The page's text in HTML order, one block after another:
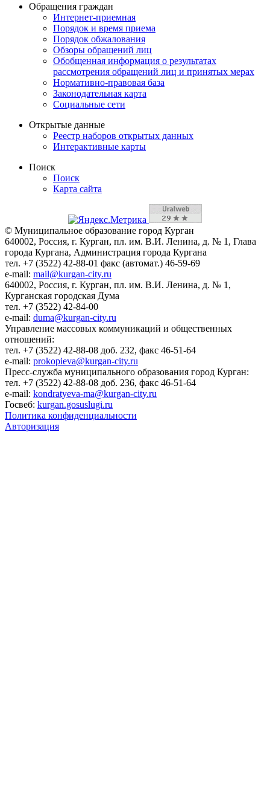
Обращения граждан
Интернет-приемная
Порядок и время приема
Порядок обжалования
Обзоры обращений лиц
Обобщенная информация о результатах
рассмотрения обращений лиц и принятых мерах
Нормативно-правовая база
Законодательная карта
Социальные сети
Открытые данные
Реестр наборов открытых данных
Интерактивные карты
Поиск
Поиск
Карта сайта
© Муниципальное образование город Курган
640002, Россия, г. Курган, пл. им. В.И. Ленина, д. № 1, Глава
города Кургана, Администрация города Кургана
тел. +7 (3522) 42-88-01 факс (автомат.) 46-59-69
e-mail: mail@kurgan-city.ru
640002, Россия, г. Курган, пл. им. В.И. Ленина, д. № 1,
Курганская городская Дума
тел. +7 (3522) 42-84-00
e-mail: duma@kurgan-city.ru
Управление массовых коммуникаций и общественных
отношений:
тел. +7 (3522) 42-88-08 доб. 232, факс 46-51-64
e-mail: prokopieva@kurgan-city.ru
Пресс-служба муниципального образования город Курган:
тел. +7 (3522) 42-88-08 доб. 236, факс 46-51-64
e-mail: kondratyeva-ma@kurgan-city.ru
Госвеб: kurgan.gosuslugi.ru
Политика конфиденциальности
Авторизация